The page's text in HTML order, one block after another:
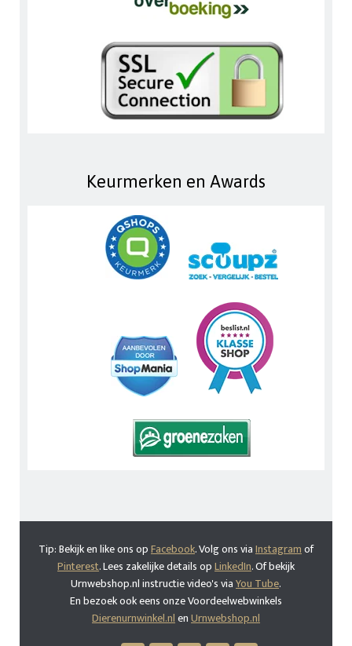
Keurmerken en Awards
Tip: Bekijk en like ons opFacebook. Volg ons viaInstagramof
Pinterest. Lees zakelijke details opLinkedIn. Of bekijk
Urnwebshop.nl instructie video's viaYou Tube.
En bezoek ook eens onze Voordeelwebwinkels
Dierenurnwinkel.nlenUrnwebshop.nl